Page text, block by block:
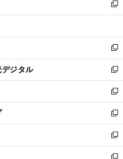
く
で
開
ド
ウ
開
く
ィ
ン
ウ
で
開
く
い
ウ
ン
ド
ウ
で
開
く
新
し
ウ
ィ
ン
ド
ウ
で
開
く
新
し
い
ウ
ィ
ン
ド
ウ
で
開
く
ジタル
新
し
い
ウ
ィ
ン
ド
ウ
で
新
し
い
ウ
ィ
ン
新
し
い
ウ
新
し